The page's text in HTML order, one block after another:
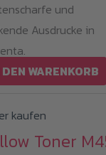
und
Ausdrucke in
WARENKORB
kaufen
Toner